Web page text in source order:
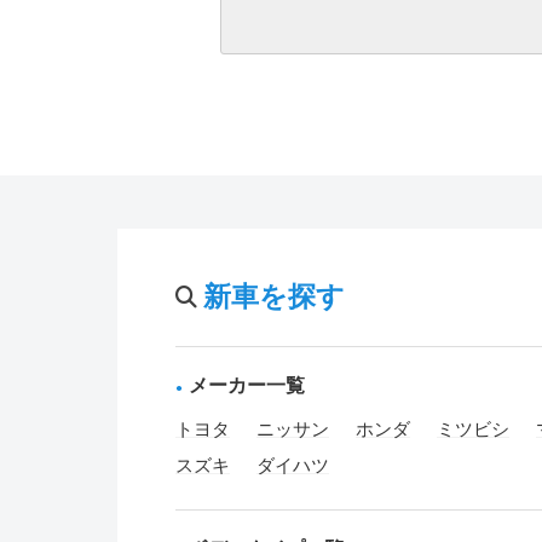
新車を探す
メーカー一覧
トヨタ ニッサン ホンダ ミツビシ
スズキ
ダイハツ